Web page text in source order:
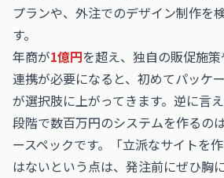
プランや、外注でのデザイン制作を
す。
年商が1億円を超え、独自の販促施
連携が必要になると、初めてパッケ
が選択肢に上がってきます。逆に言
段階で数百万円のシステムを作るの
ースペックです。「立派なサイトを
はないという点は、発注前にぜひ胸